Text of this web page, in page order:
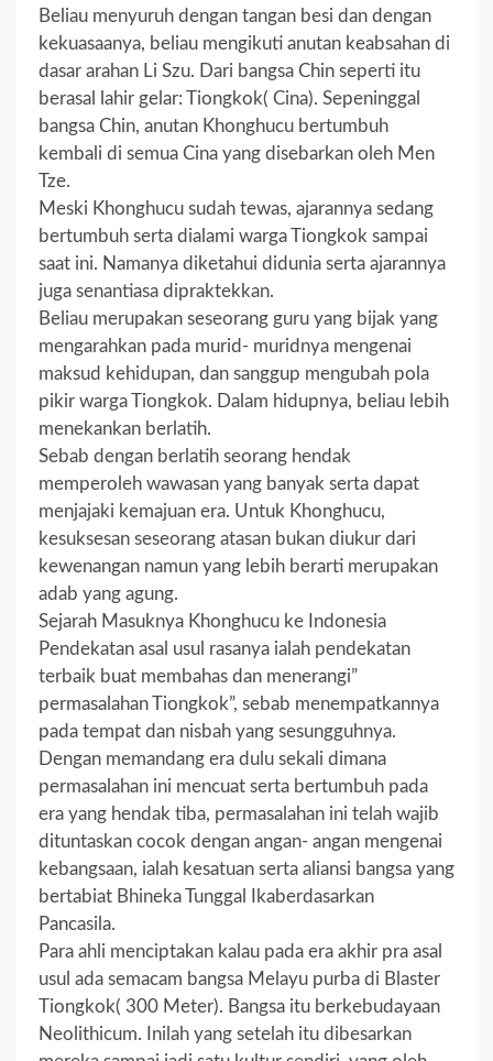
Beliau menyuruh dengan tangan besi dan dengan
kekuasaanya, beliau mengikuti anutan keabsahan di
dasar arahan Li Szu. Dari bangsa Chin seperti itu
berasal lahir gelar: Tiongkok( Cina). Sepeninggal
bangsa Chin, anutan Khonghucu bertumbuh
kembali di semua Cina yang disebarkan oleh Men
Tze.
Meski Khonghucu sudah tewas, ajarannya sedang
bertumbuh serta dialami warga Tiongkok sampai
saat ini. Namanya diketahui didunia serta ajarannya
juga senantiasa dipraktekkan.
Beliau merupakan seseorang guru yang bijak yang
mengarahkan pada murid- muridnya mengenai
maksud kehidupan, dan sanggup mengubah pola
pikir warga Tiongkok. Dalam hidupnya, beliau lebih
menekankan berlatih.
Sebab dengan berlatih seorang hendak
memperoleh wawasan yang banyak serta dapat
menjajaki kemajuan era. Untuk Khonghucu,
kesuksesan seseorang atasan bukan diukur dari
kewenangan namun yang lebih berarti merupakan
adab yang agung.
Sejarah Masuknya Khonghucu ke Indonesia
Pendekatan asal usul rasanya ialah pendekatan
terbaik buat membahas dan menerangi”
permasalahan Tiongkok”, sebab menempatkannya
pada tempat dan nisbah yang sesungguhnya.
Dengan memandang era dulu sekali dimana
permasalahan ini mencuat serta bertumbuh pada
era yang hendak tiba, permasalahan ini telah wajib
dituntaskan cocok dengan angan- angan mengenai
kebangsaan, ialah kesatuan serta aliansi bangsa yang
bertabiat Bhineka Tunggal Ikaberdasarkan
Pancasila.
Para ahli menciptakan kalau pada era akhir pra asal
usul ada semacam bangsa Melayu purba di Blaster
Tiongkok( 300 Meter). Bangsa itu berkebudayaan
Neolithicum. Inilah yang setelah itu dibesarkan